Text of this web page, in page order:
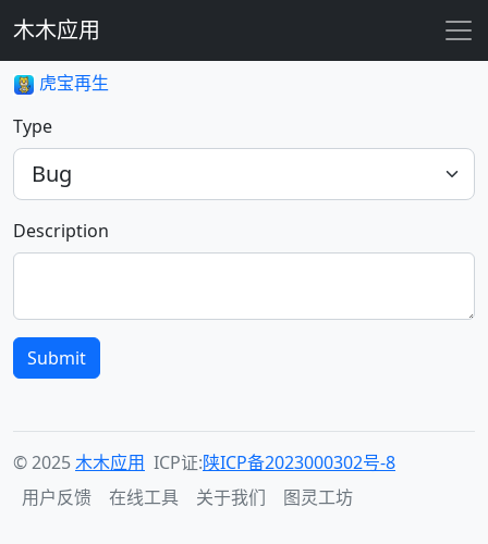
木木应用
虎宝再生
Type
Description
Submit
© 2025木木应用 ICP证:陕ICP备2023000302号-8
用户反馈
在线工具 关于我们 图灵工坊